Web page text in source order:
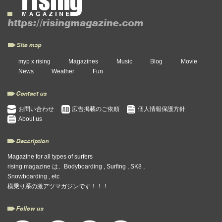
myp x rising Magazines Music Blog
Movie
News
Weather Fun
お問い合わせ 広告掲載のご依頼
個人情報保護方針
About us
Magazine for all types of surfers
rising magazine は、Bodyboarding , Surfing , SK8 ,
Snowboarding , etc
横乗り系の激アツマガジンです！！！